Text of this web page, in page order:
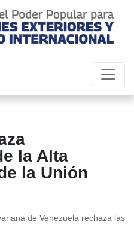
la Alta
la Unión
de Venezuela rechaza las